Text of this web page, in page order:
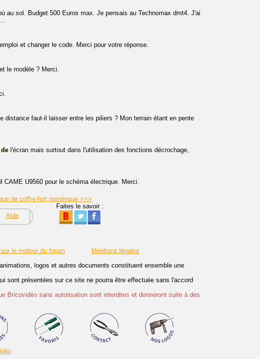
au sol. Budget 500 Euros max. Je pensais au Technomax dmt4. J'ai
et changer le code. Merci pour votre réponse.
et le modèle ? Merci.
distance faut-il laisser entre les piliers ? Mon terrain étant en pente
de l'écran mais surtout dans l'utilisation des fonctions décrochage,
CAME U9560 pour le schéma électrique. Merci.
de coffre-fort numérique >>>
Aide
Faites le savoir :
le moteur du forum
Mentions légales
logos et autres documents constituent ensemble une
sont présentées sur ce site ne pourra être effectuée sans l'accord
Bricovidéo sans autorisation sont interdites et donneront suite à des